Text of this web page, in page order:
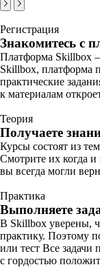
Регистрация
Знакомитесь с
Платформа Skillbox
Skillbox, платформа
практические
к материалам
Теория
Получаете
Курсы состоят из
Смотрите их когда
вы всегда могли
Практика
Выполняете
В Skillbox уверены,
практику. Поэтому
или тест Все
с гордостью